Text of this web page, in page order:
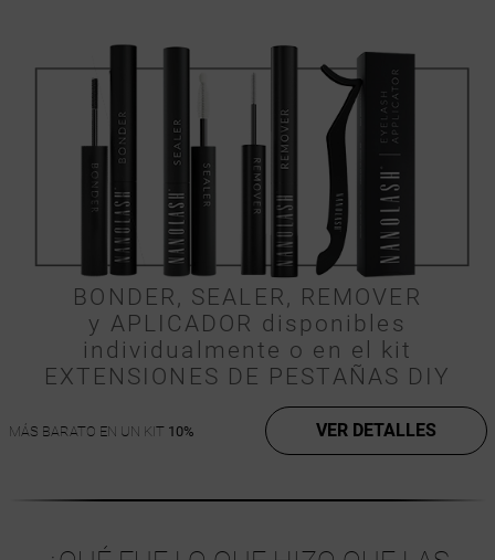
BONDER, SEALER, REMOVER
y APLICADOR disponibles
individualmente o en el kit
EXTENSIONES DE PESTAÑAS DIY
MÁS BARATO EN UN KIT 10% VER DETALLES